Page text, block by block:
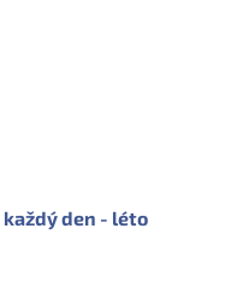
každý den - léto